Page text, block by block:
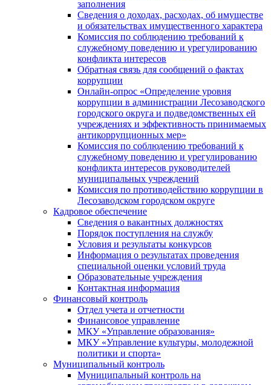
заполнения
Сведения о доходах, расходах, об имуществе
и обязательствах имущественного характера
Комиссия по соблюдению требований к
служебному поведению и урегулированию
конфликта интересов
Обратная связь для сообщений о фактах
коррупции
Онлайн-опрос «Определение уровня
коррупции в администрации Лесозаводского
городского округа и подведомственных ей
учреждениях и эффективность принимаемых
антикоррупционных мер»
Комиссия по соблюдению требований к
служебному поведению и урегулированию
конфликта интересов руководителей
муниципальных учреждений
Комиссия по противодействию коррупции в
Лесозаводском городском округе
Кадровое обеспечение
Сведения о вакантных должностях
Порядок поступления на службу
Условия и результаты конкурсов
Информация о результатах проведения
специальной оценки условий труда
Образовательные учреждения
Контактная информация
Финансовый контроль
Отдел учета и отчетности
Финансовое управление
МКУ «Управление образования»
МКУ «Управление культуры, молодежной
политики и спорта»
Муниципальный контроль
Муниципальный контроль на